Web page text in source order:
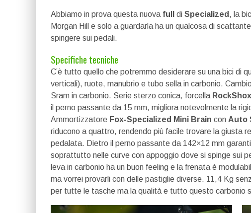
Abbiamo in prova questa nuova full di Specialized , la
Morgan Hill e solo a guardarla ha un qualcosa di
spingere sui pedali.
Specifiche tecniche
C’è tutto quello che potremmo desiderare su una bici di
verticali), ruote, manubrio e tubo sella in carbonio.
Sram in carbonio. Serie sterzo conica, forcella
il perno passante da 15 mm, migliora notevolmente la
Ammortizzatore Fox-Specialized Mini Brain con Auto
riducono a quattro, rendendo più facile trovare la giusta
pedalata. Dietro il perno passante da 142×12 mm
soprattutto nelle curve con appoggio dove si spinge sui
leva in carbonio ha un buon feeling e la frenata è
ma vorrei provarli con delle pastiglie diverse. 11,4 Kg
per tutte le tasche ma la qualità e tutto questo carbonio